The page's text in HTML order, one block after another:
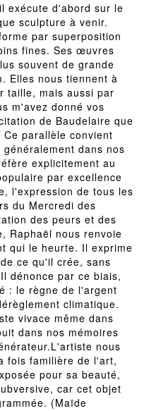
exécute d'abord sur le
sculpture à venir.
par superposition
fines. Ses œuvres
souvent de grande
Elles nous tiennent à
taille, mais aussi par
m'avez donné vos
de Baudelaire que
parallèle convient
dans nos
explicitement au
par excellence
l'expression de tous les
du Mercredi des
des peurs et des
Raphaël nous renvoie
qui le heurte. Il exprime
ce qu'il crée, sans
dénonce par ce biais,
: le règne de l'argent
climatique.
vivace même dans
dans nos mémoires
nous
fois familière de l'art,
pour sa beauté,
car cet objet
(Maïde